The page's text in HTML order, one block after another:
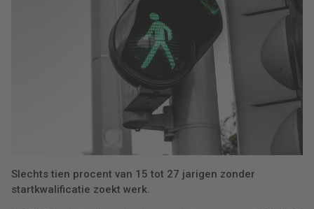
Slechts tien procent van 15 tot 27 jarigen zonder
startkwalificatie zoekt werk.